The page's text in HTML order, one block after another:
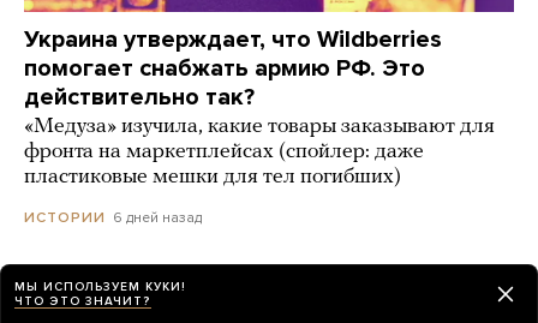
Украина утверждает, что Wildberries
помогает снабжать армию РФ. Это
действительно так?
«Медуза» изучила, какие товары заказывают для
фронта на маркетплейсах (спойлер: даже
пластиковые мешки для тел погибших)
ИСТОРИИ 6 дней назад
МЫ ИСПОЛЬЗУЕМ КУКИ!
ЧТО ЭТО ЗНАЧИТ?